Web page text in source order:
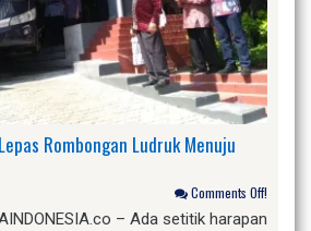
Rombongan Ludruk Menuju
Comments Off!
– Ada setitik harapan